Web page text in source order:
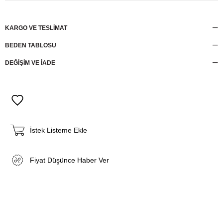
KARGO VE TESLİMAT
BEDEN TABLOSU
DEĞİŞİM VE İADE
İstek Listeme Ekle
Fiyat Düşünce Haber Ver